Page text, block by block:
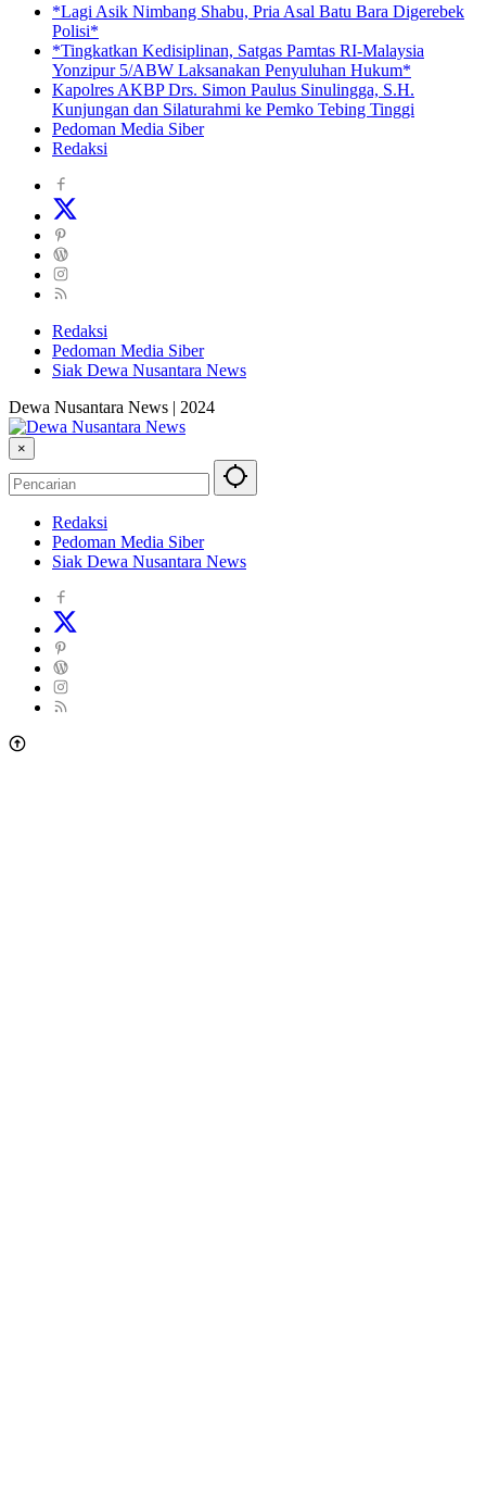
*Lagi Asik Nimbang Shabu, Pria Asal Batu Bara Digerebek
Polisi*
*Tingkatkan Kedisiplinan, Satgas Pamtas RI-Malaysia
Yonzipur 5/ABW Laksanakan Penyuluhan Hukum*
Kapolres AKBP Drs. Simon Paulus Sinulingga, S.H.
Kunjungan dan Silaturahmi ke Pemko Tebing Tinggi
Pedoman Media Siber
Redaksi
Redaksi
Pedoman Media Siber
Siak Dewa Nusantara News
Dewa Nusantara News | 2024
×
Redaksi
Pedoman Media Siber
Siak Dewa Nusantara News